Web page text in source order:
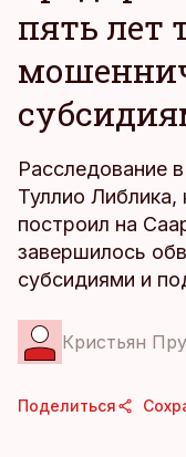
пять лет
Расследование
Туллио
построил на
завершилось
субсидиями и
Кристьян
Поделиться